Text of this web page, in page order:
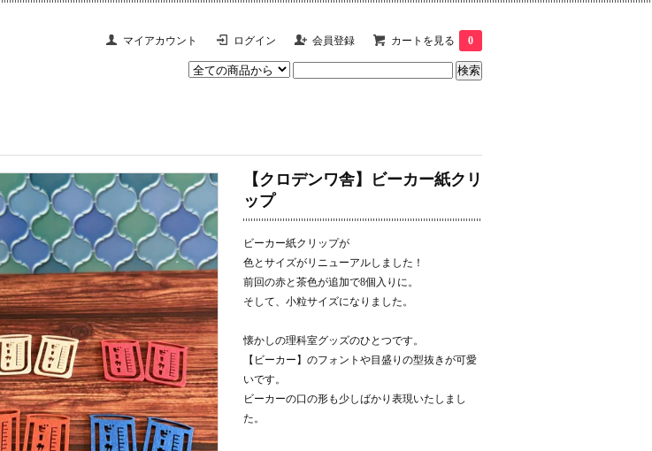
マイアカウント ログイン 会員登録 カートを見る 0
【クロデンワ舎】ビーカー紙クリ
ップ
ビーカー紙クリップが
色とサイズがリニューアルしました！
前回の赤と茶色が追加で8個入りに。
そして、小粒サイズになりました。
懐かしの理科室グッズのひとつです。
【ビーカー】のフォントや目盛りの型抜きが可愛
いです。
ビーカーの口の形も少しばかり表現いたしまし
た。